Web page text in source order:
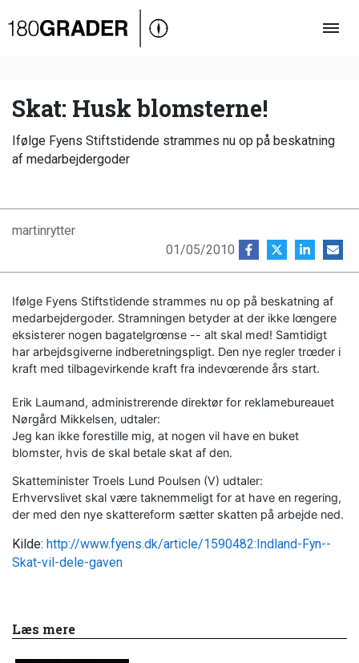
Oversigt
Debat
Video
Skat: Husk blomsterne!
Ifølge Fyens Stiftstidende strammes nu op på beskatning
af medarbejdergoder
martinrytter
01/05/2010
Ifølge Fyens Stiftstidende strammes nu op på beskatning af
medarbejdergoder. Stramningen betyder at der ikke lœngere
eksisterer nogen bagatelgrœnse -- alt skal med! Samtidigt
har arbejdsgiverne indberetningspligt. Den nye regler trœder i
kraft med tilbagevirkende kraft fra indevœrende års start.
Erik Laumand, administrerende direktør for reklamebureauet
Nørgård Mikkelsen, udtaler:
Jeg kan ikke forestille mig, at nogen vil have en buket
blomster, hvis de skal betale skat af den.
Skatteminister Troels Lund Poulsen (V) udtaler:
Erhvervslivet skal være taknemmeligt for at have en regering,
der med den nye skattereform sætter skatten på arbejde ned.
Kilde: http://www.fyens.dk/article/1590482:Indland-Fyn--
Skat-vil-dele-gaven
Læs mere